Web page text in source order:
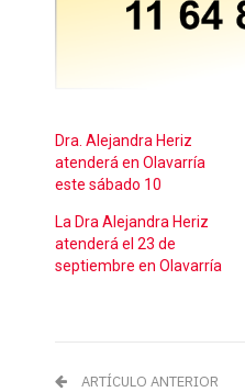
Dra. Alejandra Heriz
atenderá en Olavarría
este sábado 10
La Dra Alejandra Heriz
atenderá el 23 de
septiembre en Olavarría
ARTÍCULO ANTERIOR